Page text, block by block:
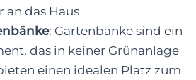
an das Haus
: Gartenbänke sind ein
das in keiner Grünanlage
einen idealen Platz zum